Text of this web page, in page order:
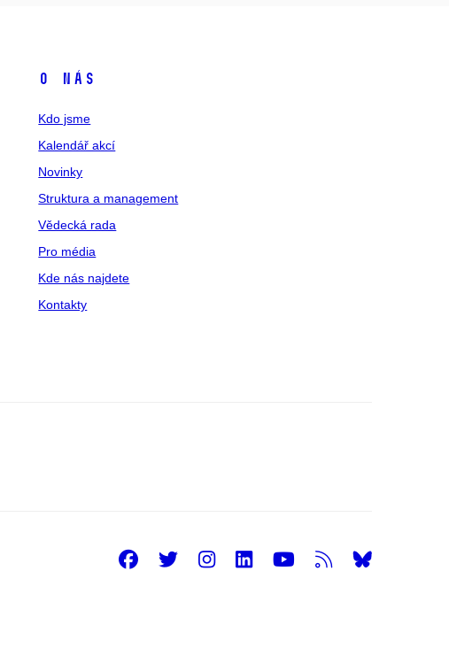
O nás
Kdo jsme
Kalendář akcí
Novinky
Struktura a management
Vědecká rada
Pro média
Kde nás najdete
Kontakty
Facebook
Twitter
Instagram
LinkedIn
Youtube
RSS